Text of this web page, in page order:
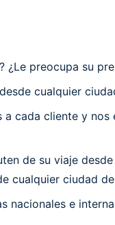
? ¿Le preocupa su
cualquier
cada cliente y
de su viaje
cualquier ciudad
nacionales e